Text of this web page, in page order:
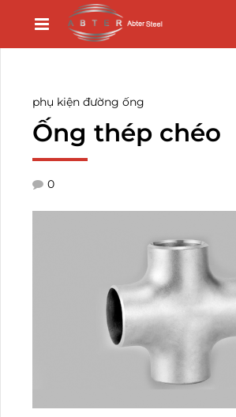
phụ kiện đường ống
Ống thép chéo
0